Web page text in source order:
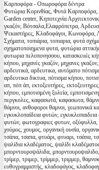
Καρποφόρα - Οπωροφόρα δέντρα
Φυτώρια Κορινθίας, Φυτά Καρποφόρα,
Garden center, Κηποτεχνία
γκαζόν, Βότσαλα,Ελαφρόπετρα,
Ψεκαστήρες, Κλαδοφάγοι, Κωνοφόρα,
Σχήματα, τοπιάρια, τοπιαρια, φυτά
σχηματοποιημενα φυτα, φυτώρια
φυτωρια πελοπονησσου, κατασκευές
κήπου, μηχανές γκαζόν, μηχανες
αρδευτικά, αρδευτικα, αυτόματο
αρδευτικα δικτυα, πότισμα κήπου,
απ, πόπ άπ, εκτοξευτήρες,
κήπου, εμποτισμένη ξυλεία,
περγκολες, καφασωτά, καφασωτα,
θάμνοι, ανθοφοροι θαμνοι, γεωπονικά
εγκυκλοπαίδεια φυτών,
φυτών, φωτογραφιες φυτων,
χούμος, χουμος, οργανική ουσία,
τσάπα, τσαπα, φτυάρι, φτυαρι, τσάπα,
ψαλίδια κλαδέματος, ψαλίδι
μπορντουροψάλιδα,
τρίμερ, τριμερ, τρίμμερ, τριμμερ,
ευθυγραμμιστής, κλαδοφάγος,